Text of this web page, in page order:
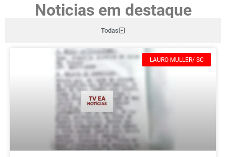
Noticias em destaque
Todas
LAURO MULLER/ SC